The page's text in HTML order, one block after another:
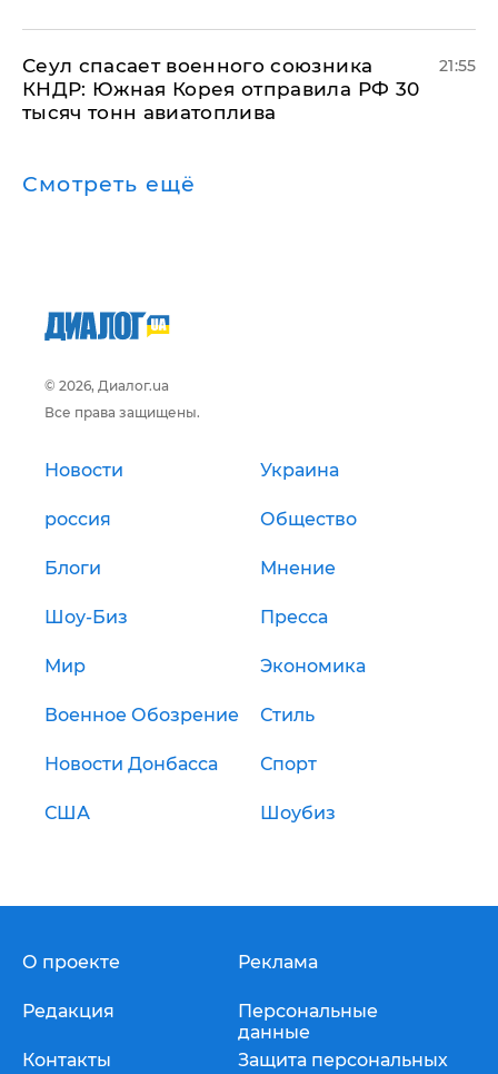
​Сеул спасает военного союзника
КНДР: Южная Корея отправила РФ 30
тысяч тонн авиатоплива
21:55
Смотреть ещё
© 2026, Диалог.ua
Все права защищены.
Новости Украина
россия Общество
Блоги Мнение
Шоу-Биз Пресса
Мир Экономика
Военное Обозрение Стиль
Новости Донбасса Спорт
США Шоубиз
О проекте
Редакция
Контакты
Реклама
Персональные
данные
Защита персональных